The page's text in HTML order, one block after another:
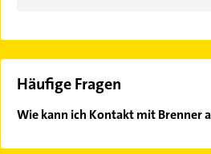
Häufige Fragen
Wie kann ich Kontakt mit Brenner